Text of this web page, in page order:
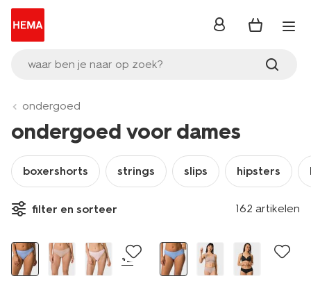
waar ben je naar op zoek?
inloggen
ondergoed
ondergoed voor dames
boxershorts strings slips hipsters
filter en sorteer 162 artikelen
30% korting
+2